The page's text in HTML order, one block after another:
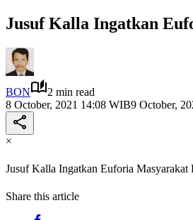
Jusuf Kalla Ingatkan
BON
2 min read
8 October, 2021 14:08 WIB9 October,
×
Jusuf Kalla Ingatkan Euforia
Share this article